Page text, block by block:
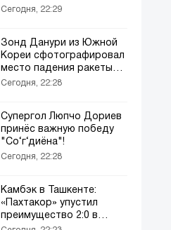
и Гринвуда
Сегодня, 22:29
Зонд Данури из Южной
Кореи сфотографировал
место падения ракеты
Falcon 9 на Луне
Сегодня, 22:28
Супергол Люпчо Дориев
принёс важную победу
"Со‘г‘диёна"!
Сегодня, 22:28
Камбэк в Ташкенте:
«Пахтакор» упустил
преимущество 2:0 в